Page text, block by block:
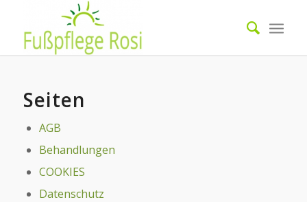
Seiten
AGB
Behandlungen
COOKIES
Datenschutz